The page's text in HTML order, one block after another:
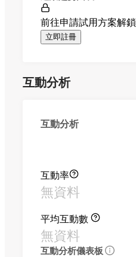
前往申請試用方案解鎖
立即註冊
互動分析
互動分析
互動率
無資料
平均互動數
無資料
互動分析儀表板